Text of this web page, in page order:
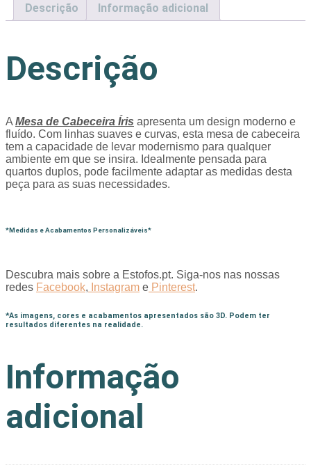
Descrição
Informação adicional
Descrição
A Mesa de Cabeceira Íris apresenta um design moderno e
fluído. Com linhas suaves e curvas, esta mesa de cabeceira
tem a capacidade de levar modernismo para qualquer
ambiente em que se insira. Idealmente pensada para
quartos duplos, pode facilmente adaptar as medidas desta
peça para as suas necessidades.
*Medidas e Acabamentos Personalizáveis*
Descubra mais sobre a Estofos.pt. Siga-nos nas nossas
redes Facebook, Instagram e Pinterest.
*As imagens, cores e acabamentos apresentados são 3D. Podem ter
resultados diferentes na realidade.
Informação
adicional